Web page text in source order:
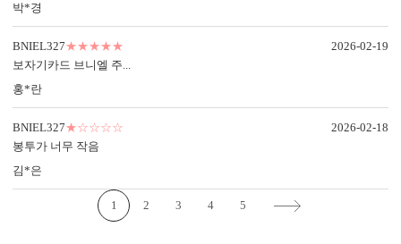
OFFSET PRINTING
박*경
BNIEL327★★★★★
보자기카드 브니엘 주...
홍*란
2026-02-19
BNIEL327★☆☆☆☆
봉투가 너무 작음
김*은
2026-02-18
1 2 3 4 5